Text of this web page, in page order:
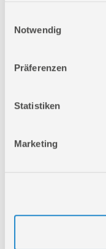
Notwendig
Präferenzen
Statistiken
Marketing
Verpackungsmaße